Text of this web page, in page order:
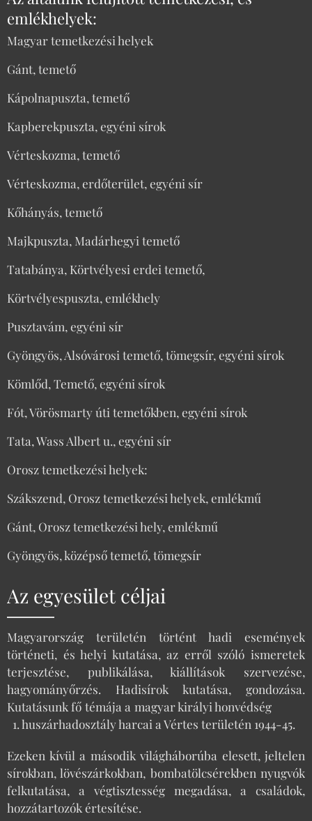
emlékhelyek:
Magyar temetkezési helyek
Gánt, temető
Kápolnapuszta, temető
Kapberekpuszta, egyéni sírok
Vérteskozma, temető
Vérteskozma, erdőterület, egyéni sír
Kőhányás, temető
Majkpuszta, Madárhegyi temető
Tatabánya, Körtvélyesi erdei temető,
Körtvélyespuszta, emlékhely
Pusztavám, egyéni sír
Gyöngyös, Alsóvárosi temető, tömegsír, egyéni sírok
Kömlőd, Temető, egyéni sírok
Fót, Vörösmarty úti temetőkben, egyéni sírok
Tata, Wass Albert u., egyéni sír
Orosz temetkezési helyek:
Szákszend, Orosz temetkezési helyek, emlékmű
Gánt, Orosz temetkezési hely, emlékmű
Gyöngyös, középső temető, tömegsír
Az egyesület céljai
Magyarország területén történt hadi események
történeti, és helyi kutatása, az erről szóló ismeretek
terjesztése, publikálása, kiállítások szervezése,
hagyományőrzés. Hadisírok kutatása, gondozása.
Kutatásunk fő témája a magyar királyi honvédség
1. huszárhadosztály harcai a Vértes területén 1944-45.
Ezeken kívül a második világháborúba elesett, jeltelen
sírokban, lövészárkokban, bombatölcsérekben nyugvók
felkutatása, a végtisztesség megadása, a családok,
hozzátartozók értesítése.